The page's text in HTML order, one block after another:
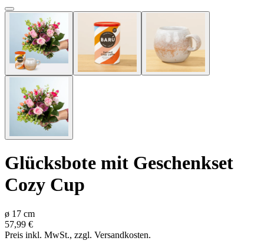
Glücksbote mit Geschenkset
Cozy Cup
ø 17 cm
57,99 €
Preis inkl. MwSt., zzgl. Versandkosten.